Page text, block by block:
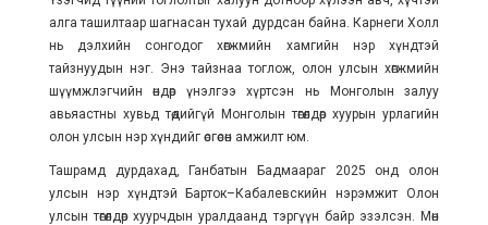
алга ташилтаар шагнасан тухай дурдсан байна. Карнеги Холл
нь дэлхийн сонгодог хөгжмийн хамгийн нэр хүндтэй
тайзнуудын нэг. Энэ тайзнаа тоглож, олон улсын хөгжмийн
шүүмжлэгчийн өндөр үнэлгээ хүртсэн нь Монголын залуу
авьяастны хувьд төдийгүй Монголын төгөлдөр хуурын урлагийн
олон улсын нэр хүндийг өсгөсөн амжилт юм.
Ташрамд дурдахад, Ганбатын Бадмаараг 2025 онд олон
улсын нэр хүндтэй Барток–Кабалевскийн нэрэмжит Олон
улсын төгөлдөр хуурчдын уралдаанд тэргүүн байр эзэлсэн. Мөн